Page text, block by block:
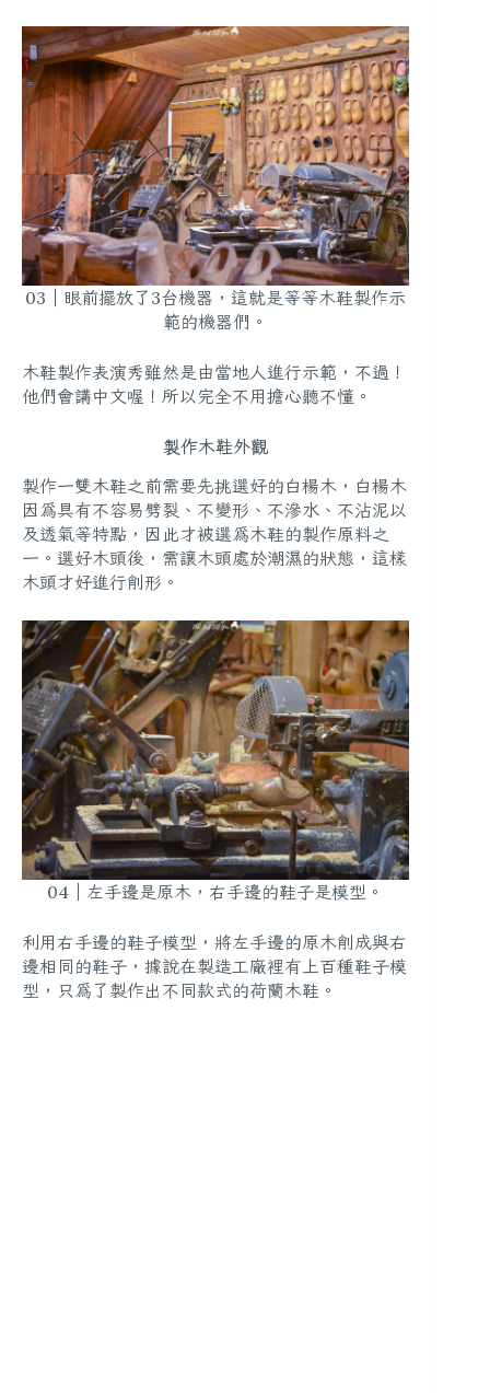
03｜眼前擺放了3台機器，這就是等等木鞋製作示
範的機器們。
木鞋製作表演秀雖然是由當地人進行示範，不過！
他們會講中文喔！所以完全不用擔心聽不懂。
製作木鞋外觀
製作一雙木鞋之前需要先挑選好的白楊木，白楊木
因為具有不容易劈裂、不變形、不滲水、不沾泥以
及透氣等特點，因此才被選為木鞋的製作原料之
一。選好木頭後，需讓木頭處於潮濕的狀態，這樣
木頭才好進行削形。
04｜左手邊是原木，右手邊的鞋子是模型。
利用右手邊的鞋子模型，將左手邊的原木削成與右
邊相同的鞋子，據說在製造工廠裡有上百種鞋子模
型，只為了製作出不同款式的荷蘭木鞋。